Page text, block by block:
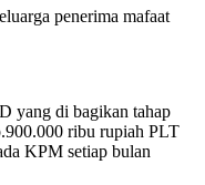
penerima mafaat
yang di bagikan tahap
ribu rupiah PLT
KPM setiap bulan